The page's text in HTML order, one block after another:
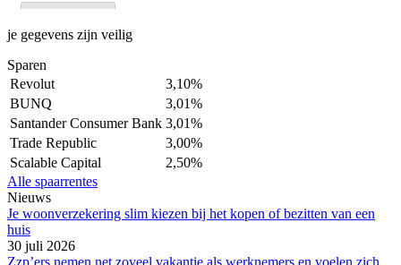
je gegevens zijn veilig
Sparen
Revolut
3,10%
BUNQ
3,01%
Santander Consumer Bank 3,01%
Trade Republic
3,00%
Scalable Capital
2,50%
Alle spaarrentes
Nieuws
Je woonverzekering slim kiezen bij het kopen of bezitten van een
huis
30 juli 2026
Zzp’ers nemen net zoveel vakantie als werknemers en voelen zich